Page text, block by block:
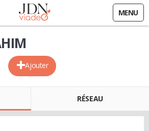
MENU
Ajouter
RÉSEAU